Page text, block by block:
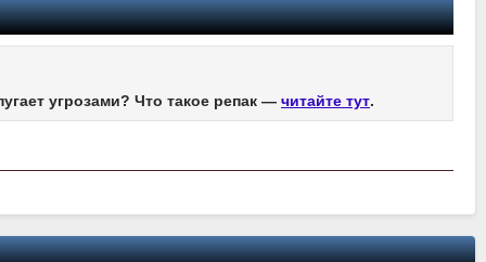
угрозами? Что такое репак — читайте тут.